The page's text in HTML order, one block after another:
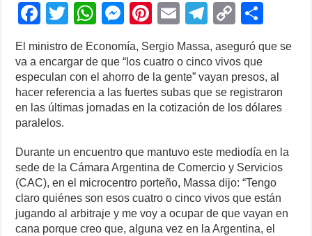
F
a
c
e
b
o
o
k
T
wi
tt
er
W
at
s
A
p
M
e
ss
e
n
er
Pi
nt
er
e
st
E
m
ail
T
e
gr
a
C
p
y
Li
k
ar
e
El ministro de Economía, Sergio Massa, aseguró que se
va a encargar de que “los cuatro o cinco vivos que
especulan con el ahorro de la gente” vayan presos, al
hacer referencia a las fuertes subas que se registraron
en las últimas jornadas en la cotización de los dólares
paralelos.
Durante un encuentro que mantuvo este mediodía en la
sede de la Cámara Argentina de Comercio y Servicios
(CAC), en el microcentro porteño, Massa dijo: “Tengo
claro quiénes son esos cuatro o cinco vivos que están
jugando al arbitraje y me voy a ocupar de que vayan en
cana porque creo que, alguna vez en la Argentina, el